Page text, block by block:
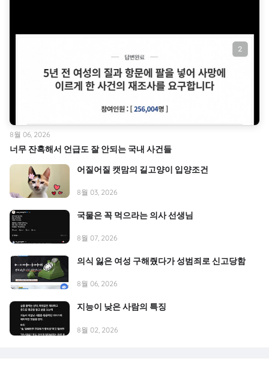
너무 잔혹해서 언급도 잘 안되는 국내 사건들
8월 06, 2026
어질어질 캣맘의 길고양이 입양조건
8월 03, 2026
국물은 꼭 먹으라는 의사 선생님
8월 07, 2026
의식 잃은 여성 구해줬다가 성범죄로 신고당함
8월 06, 2026
지능이 낮은 사람의 특징
8월 02, 2026